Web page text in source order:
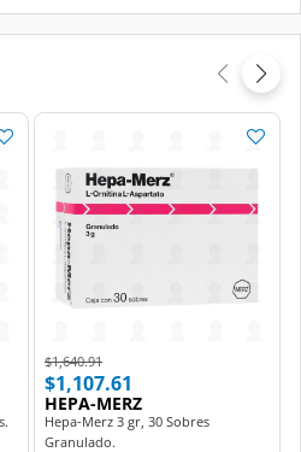
Price reduced from
$1,640.91to
$1,107.61
HEPA-MERZ
Hepa-Merz 3 gr, 30 Sobres
Granulado.